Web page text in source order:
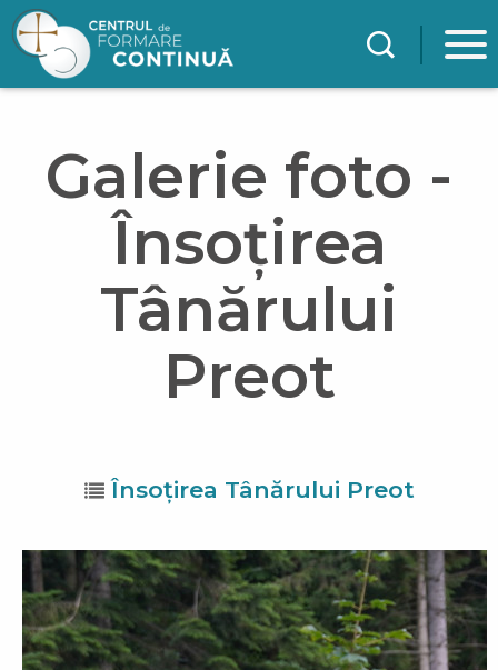
Mergi la conţinutul principal
Galerie foto -
Însoțirea
Tânărului
Preot
Însoțirea Tânărului Preot